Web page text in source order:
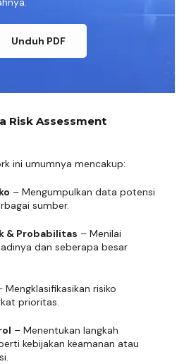
Unduh PDF
Risk Assessment
ini umumnya mencakup:
– Mengumpulkan data potensi
sumber.
& Probabilitas – Menilai
dan seberapa besar
Mengklasifikasikan risiko
prioritas.
– Menentukan langkah
kebijakan keamanan atau